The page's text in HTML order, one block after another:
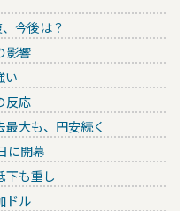
今後は？
影響
い
反応
大も、円安続く
に開幕
も重し
ドル